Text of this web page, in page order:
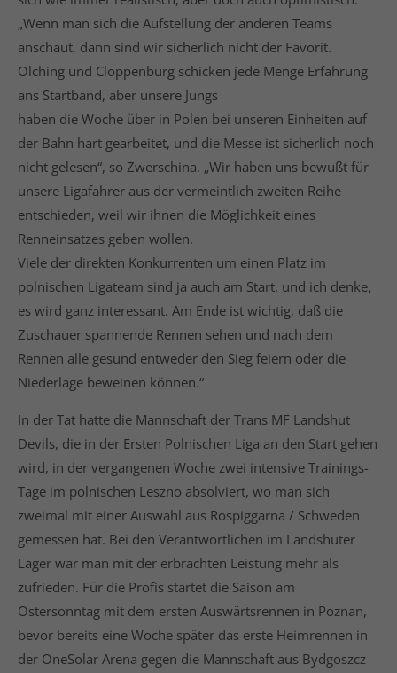
„Wenn man sich die Aufstellung der anderen Teams
anschaut, dann sind wir sicherlich nicht der Favorit.
Olching und Cloppenburg schicken jede Menge Erfahrung
ans Startband, aber unsere Jungs
haben die Woche über in Polen bei unseren Einheiten auf
der Bahn hart gearbeitet, und die Messe ist sicherlich noch
nicht gelesen“, so Zwerschina. „Wir haben uns bewußt für
unsere Ligafahrer aus der vermeintlich zweiten Reihe
entschieden, weil wir ihnen die Möglichkeit eines
Renneinsatzes geben wollen.
Viele der direkten Konkurrenten um einen Platz im
polnischen Ligateam sind ja auch am Start, und ich denke,
es wird ganz interessant. Am Ende ist wichtig, daß die
Zuschauer spannende Rennen sehen und nach dem
Rennen alle gesund entweder den Sieg feiern oder die
Niederlage beweinen können.“
In der Tat hatte die Mannschaft der Trans MF Landshut
Devils, die in der Ersten Polnischen Liga an den Start gehen
wird, in der vergangenen Woche zwei intensive Trainings-
Tage im polnischen Leszno absolviert, wo man sich
zweimal mit einer Auswahl aus Rospiggarna / Schweden
gemessen hat. Bei den Verantwortlichen im Landshuter
Lager war man mit der erbrachten Leistung mehr als
zufrieden. Für die Profis startet die Saison am
Ostersonntag mit dem ersten Auswärtsrennen in Poznan,
bevor bereits eine Woche später das erste Heimrennen in
der OneSolar Arena gegen die Mannschaft aus Bydgoszcz